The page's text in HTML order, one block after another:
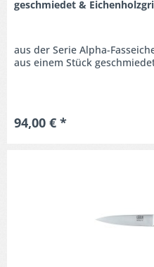
geschmiedet &
aus der Serie Alpha-
aus einem Stück
94,00 € *